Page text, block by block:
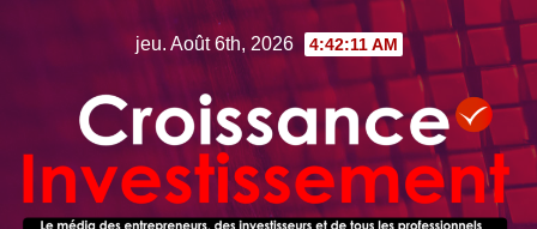
jeu. Août 6th, 2026 4:42:12 AM